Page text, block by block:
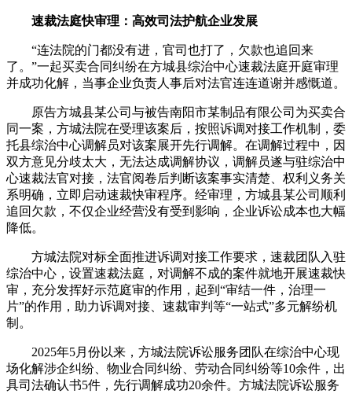
速裁法庭快审理：高效司法护航企业发展
“连法院的门都没有进，官司也打了，欠款也追回来
了。”一起买卖合同纠纷在方城县综治中心速裁法庭开庭审理
并成功化解，当事企业负责人事后对法官连连道谢并感慨道。
原告方城县某公司与被告南阳市某制品有限公司为买卖合
同一案，方城法院在受理该案后，按照诉调对接工作机制，委
托县综治中心调解员对该案展开先行调解。在调解过程中，因
双方意见分歧太大，无法达成调解协议，调解员遂与驻综治中
心速裁法官对接，法官阅卷后判断该案事实清楚、权利义务关
系明确，立即启动速裁快审程序。经审理，方城县某公司顺利
追回欠款，不仅企业经营没有受到影响，企业诉讼成本也大幅
降低。
方城法院对标全面推进诉调对接工作要求，速裁团队入驻
综治中心，设置速裁法庭，对调解不成的案件就地开展速裁快
审，充分发挥好示范庭审的作用，起到“审结一件，治理一
片”的作用，助力诉调对接、速裁审判等“一站式”多元解纷机
制。
2025年5月份以来，方城法院诉讼服务团队在综治中心现
场化解涉企纠纷、物业合同纠纷、劳动合同纠纷等10余件，出
具司法确认书5件，先行调解成功20余件。方城法院诉讼服务